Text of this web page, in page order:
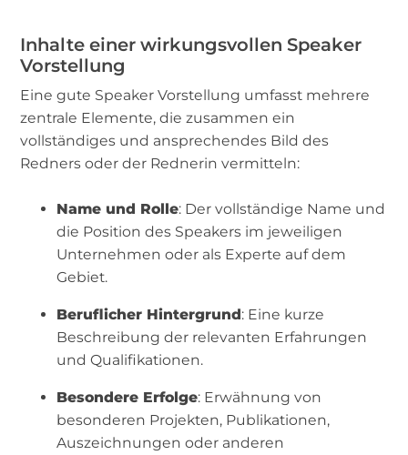
Inhalte einer wirkungsvollen Speaker
Vorstellung
Eine gute Speaker Vorstellung umfasst mehrere
zentrale Elemente, die zusammen ein
vollständiges und ansprechendes Bild des
Redners oder der Rednerin vermitteln:
Name und Rolle: Der vollständige Name und
die Position des Speakers im jeweiligen
Unternehmen oder als Experte auf dem
Gebiet.
Beruflicher Hintergrund: Eine kurze
Beschreibung der relevanten Erfahrungen
und Qualifikationen.
Besondere Erfolge: Erwähnung von
besonderen Projekten, Publikationen,
Auszeichnungen oder anderen